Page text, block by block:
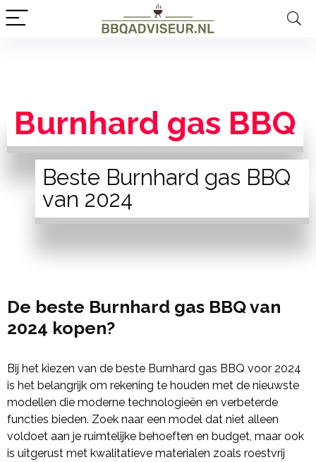
Burnhard gas BBQ
Beste Burnhard gas BBQ
van 2024
De beste Burnhard gas BBQ van
2024 kopen?
Bij het kiezen van de beste Burnhard gas BBQ voor 2024
is het belangrijk om rekening te houden met de nieuwste
modellen die moderne technologieën en verbeterde
functies bieden. Zoek naar een model dat niet alleen
voldoet aan je ruimtelijke behoeften en budget, maar ook
is uitgerust met kwalitatieve materialen zoals roestvrij